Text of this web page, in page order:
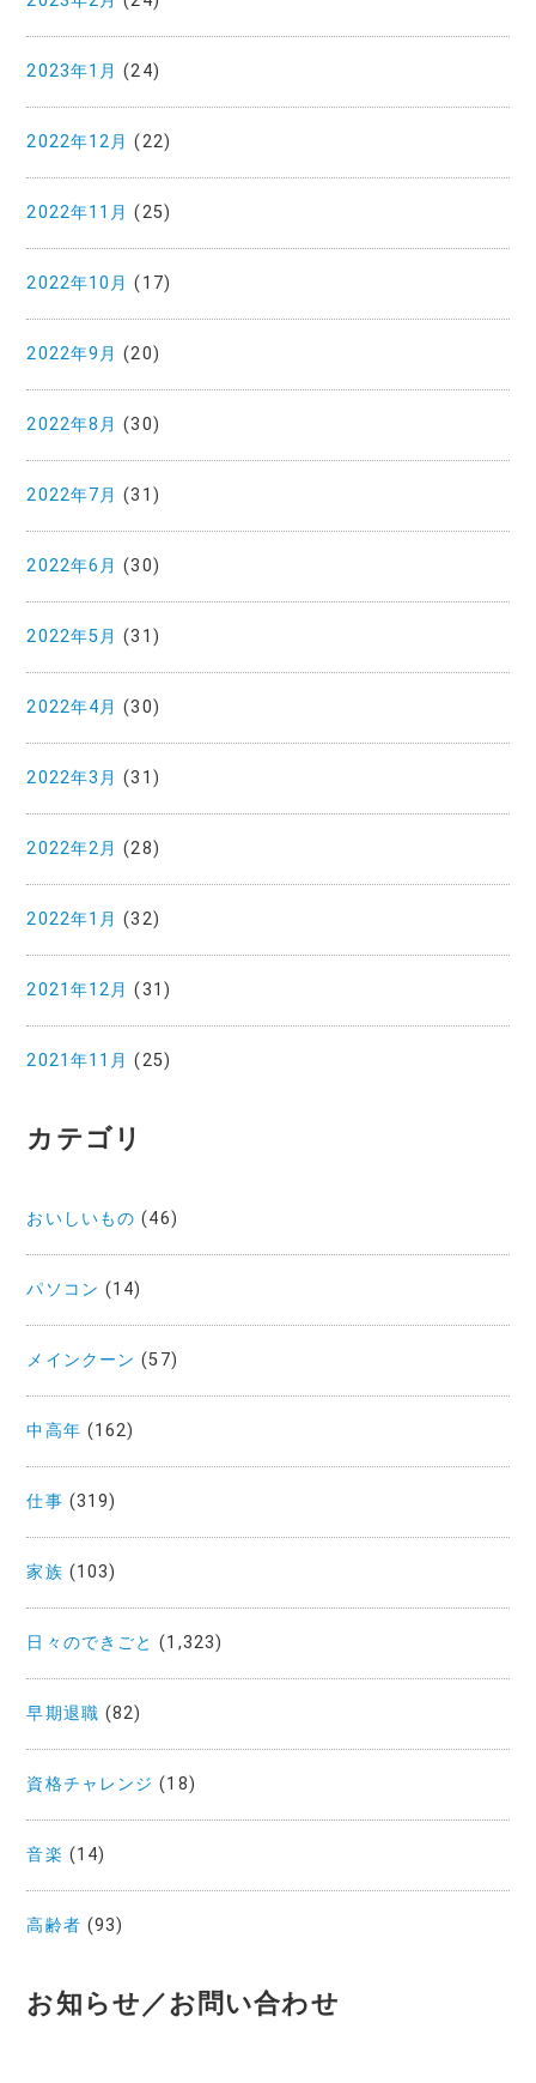
2023年1月 (24)
2022年12月 (22)
2022年11月 (25)
2022年10月 (17)
2022年9月 (20)
2022年8月 (30)
2022年7月 (31)
2022年6月 (30)
2022年5月 (31)
2022年4月 (30)
2022年3月 (31)
2022年2月 (28)
2022年1月 (32)
2021年12月 (31)
2021年11月 (25)
カテゴリ
おいしいもの (46)
パソコン (14)
メインクーン (57)
中高年 (162)
仕事 (319)
家族 (103)
日々のできごと (1,323)
早期退職 (82)
資格チャレンジ (18)
音楽 (14)
高齢者 (93)
お知らせ／お問い合わせ